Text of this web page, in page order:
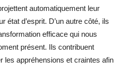
automatiquement leur
état d’esprit. D’un autre côté, ils
efficace qui nous
présent. Ils contribuent
les appréhensions et craintes afin